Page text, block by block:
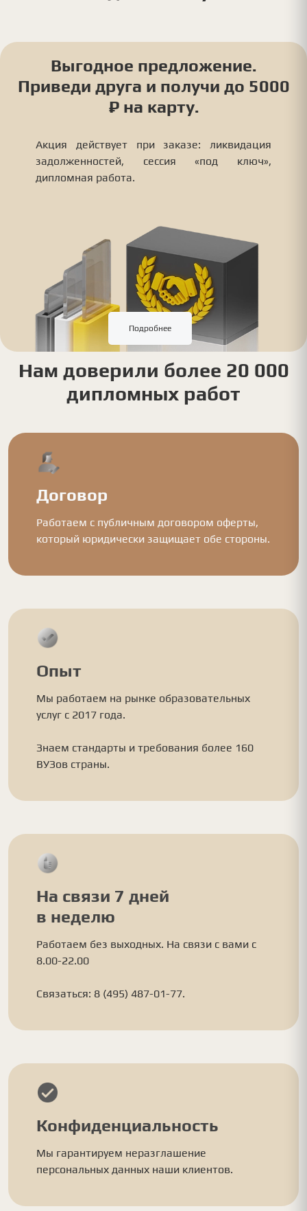
Выгодное предложение.
Приведи друга и получи до 5000
₽ на карту.
Акция действует при заказе: ликвидация
задолженностей, сессия «под ключ»,
дипломная работа.
Подробнее
Нам доверили более 20 000
дипломных работ
Договор
Работаем с публичным договором оферты,
который юридически защищает обе стороны.
Опыт
Мы работаем на рынке образовательных
услуг с 2017 года.
Знаем стандарты и требования более 160
ВУЗов страны.
На связи 7 дней
в неделю
Работаем без выходных. На связи с вами с
8.00-22.00
Связаться: 8 (495) 487-01-77.
Конфиденциальность
Мы гарантируем неразглашение
персональных данных наши клиентов.